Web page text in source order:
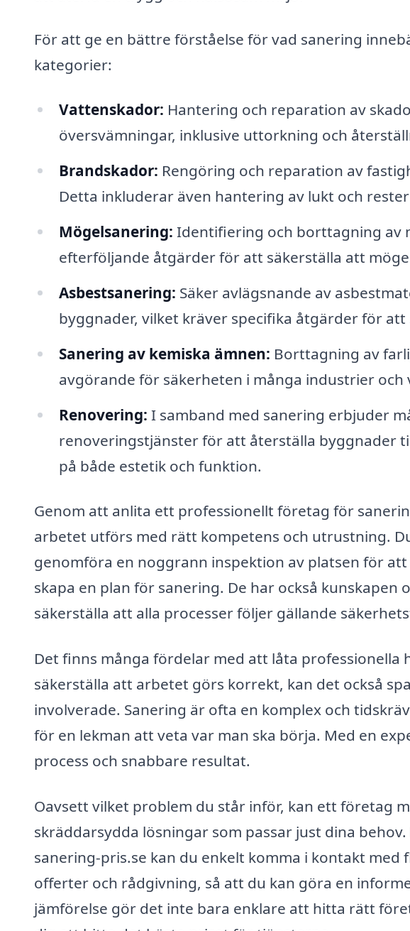
För att ge en bättre förståelse för vad sanering
kategorier:
Vattenskador: Hantering och reparation av
översvämningar, inklusive uttorkning och
Brandskador: Rengöring och reparation av
Detta inkluderar även hantering av lukt och
Mögelsanering: Identifiering och borttagning av
efterföljande åtgärder för att säkerställa att
Asbestsanering: Säker avlägsnande av
byggnader, vilket kräver specifika åtgärder för
Sanering av kemiska ämnen: Borttagning av
avgörande för säkerheten i många industrier och
Renovering: I samband med sanering erbjuder
renoveringstjänster för att återställa byggnader
på både estetik och funktion.
Genom att anlita ett professionellt företag för
arbetet utförs med rätt kompetens och utrustning.
genomföra en noggrann inspektion av platsen för
skapa en plan för sanering. De har också kunskapen
säkerställa att alla processer följer gällande
Det finns många fördelar med att låta professionella
säkerställa att arbetet görs korrekt, kan det också
involverade. Sanering är ofta en komplex och
för en lekman att veta var man ska börja. Med en
process och snabbare resultat.
Oavsett vilket problem du står inför, kan ett företag
skräddarsydda lösningar som passar just dina
sanering-pris.se kan du enkelt komma i kontakt med
offerter och rådgivning, så att du kan göra en
jämförelse gör det inte bara enklare att hitta rätt